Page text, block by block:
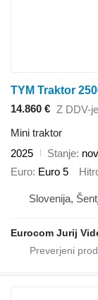
TYM Traktor
14.860 € Z DDV-
Mini traktor
2025
Stanje nov
Euro Euro 5
Slovenija,
Eurocom Jurij